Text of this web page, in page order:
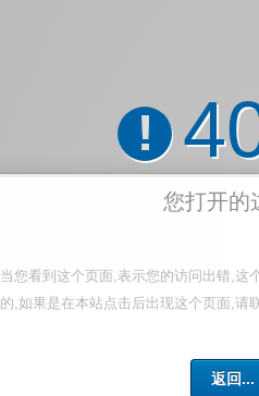
!
您打开的
当您看到这个页面,表示您的访问出错,这
的,如果是在本站点击后出现这个页面,请
返回...